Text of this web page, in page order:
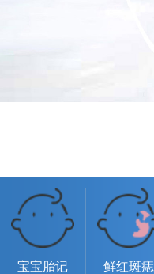
宝宝胎记 鲜红斑痣